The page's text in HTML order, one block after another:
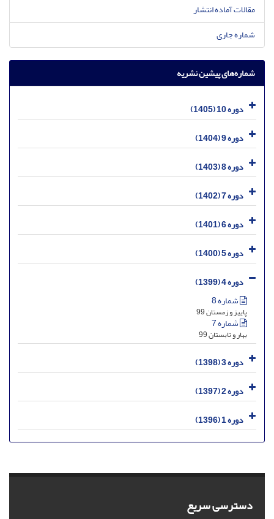
مقالات آماده انتشار
شماره جاری
شماره‌های پیشین نشریه
دوره 10 (1405)
دوره 9 (1404)
دوره 8 (1403)
دوره 7 (1402)
دوره 6 (1401)
دوره 5 (1400)
دوره 4 (1399)
شماره 8
پاییز و زمستان 99
شماره 7
بهار و تابستان 99
دوره 3 (1398)
دوره 2 (1397)
دوره 1 (1396)
دسترسی سریع